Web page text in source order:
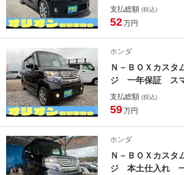
保証 フルセグＴ
ｏｏｔｈ接続 Ｅ
ト エンジンオイ
イパーゴム新品
支払総額 (税込)
52万円
ホンダ
Ｎ－ＢＯＸカスタ
ジ 一年保証 ス
ュスタート アイ
左側パワースラ
イル・バッテリー
支払総額 (税込)
59万円
ホンダ
Ｎ－ＢＯＸカスタ
ジ 本土仕入れ